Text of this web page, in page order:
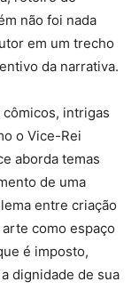
não foi nada
em um trecho
da narrativa.
intrigas
o Vice-Rei
aborda temas
de uma
entre criação
como espaço
é imposto,
dignidade de sua